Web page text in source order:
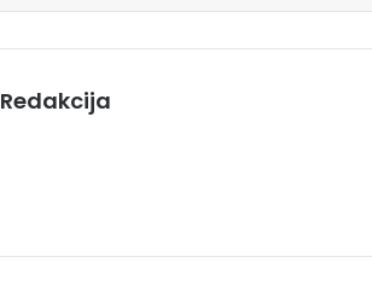
Redakcija